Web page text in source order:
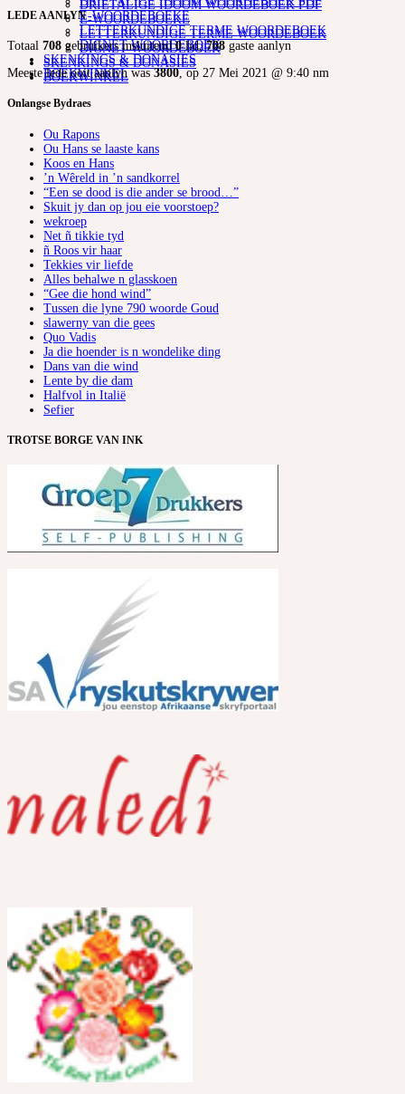
DRIETALIGE IDOOM WOORDEBOEK PDF
E-WOORDEBOEKE
LETTERKUNDIGE TERME WOORDEBOEK
DIGNET WOORDEBOEK
SKENKINGS & DONASIES
BOEKWINKEL
E-WOORDEBOEKE
LETTERKUNDIGE TERME WOORDEBOEK
DIGNET WOORDEBOEK
SKENKINGS & DONASIES
BOEKWINKEL
LEDE AANLYN
Totaal 708 gebruikers insluitend0lid,708 gaste aanlyn
Meeste lede ooit aanlyn was3800, op 27 Mei 2021 @ 9:40 nm
Onlangse Bydraes
Ou Rapons
Ou Hans se laaste kans
Koos en Hans
’n Wêreld in ’n sandkorrel
“Een se dood is die ander se brood…”
Skuit jy dan op jou eie voorstoep?
wekroep
Net ñ tikkie tyd
ñ Roos vir haar
Tekkies vir liefde
Alles behalwe n glasskoen
“Gee die hond wind”
Tussen die lyne 790 woorde Goud
slawerny van die gees
Quo Vadis
Ja die hoender is n wondelike ding
Dans van die wind
Lente by die dam
Halfvol in Italië
Sefier
TROTSE BORGE VAN INK